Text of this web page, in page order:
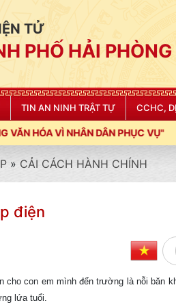
TỬ
PHỐ HẢI PHÒNG
TIN AN NINH TRẬT TỰ CCHC,
VỤ"
» CẢI CÁCH HÀNH CHÍNH
điện
con em mình đến trường là nỗi băn
lứa tuổi.